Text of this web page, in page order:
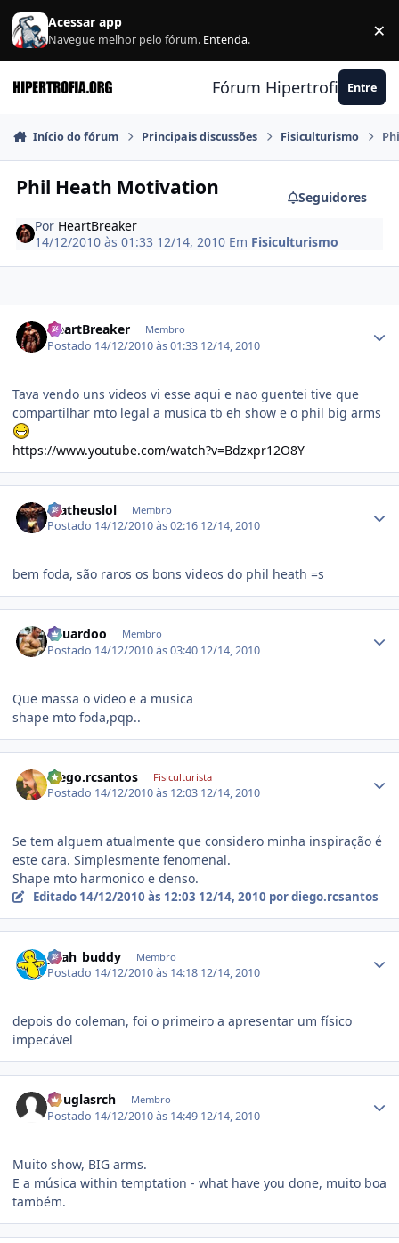
Ir para conteúdo
Acessar app
Navegue melhor pelo fórum. Entenda. ×
Fórum Hipertrofia.org
Entre
Início do fórum Principais discussões Fisiculturismo
Phil Heath Motivation
Seguidores
Por HeartBreaker
14/12/2010 às 01:33 12/14, 2010 Em Fisiculturismo
HeartBreaker Membro
Postado 14/12/2010 às 01:33 12/14, 2010
Tava vendo uns videos vi esse aqui e nao guentei tive que
compartilhar mto legal a musica tb eh show e o phil big arms
https://www.youtube.com/watch?v=Bdzxpr12O8Y
matheuslol Membro
Postado 14/12/2010 às 02:16 12/14, 2010
bem foda, são raros os bons videos do phil heath =s
Eduardoo Membro
Postado 14/12/2010 às 03:40 12/14, 2010
Que massa o video e a musica
shape mto foda,pqp..
diego.rcsantos Fisiculturista
Postado 14/12/2010 às 12:03 12/14, 2010
Se tem alguem atualmente que considero minha inspiração é
este cara. Simplesmente fenomenal.
Shape mto harmonico e denso.
Editado 14/12/2010 às 12:03 12/14, 2010 por diego.rcsantos
yeah_buddy Membro
Postado 14/12/2010 às 14:18 12/14, 2010
depois do coleman, foi o primeiro a apresentar um físico
impecável
douglasrch Membro
Postado 14/12/2010 às 14:49 12/14, 2010
Muito show, BIG arms.
E a música within temptation - what have you done, muito boa
também.